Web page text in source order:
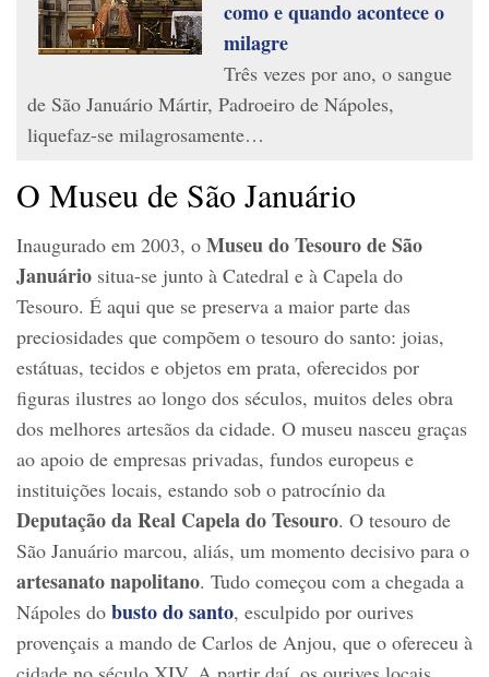
como e quando acontece o
milagre
Três vezes por ano, o sangue
de São Januário Mártir, Padroeiro de Nápoles,
liquefaz-se milagrosamente…
O Museu de São Januário
Inaugurado em 2003, o Museu do Tesouro de São
Januário situa-se junto à Catedral e à Capela do
Tesouro. É aqui que se preserva a maior parte das
preciosidades que compõem o tesouro do santo: joias,
estátuas, tecidos e objetos em prata, oferecidos por
figuras ilustres ao longo dos séculos, muitos deles obra
dos melhores artesãos da cidade. O museu nasceu graças
ao apoio de empresas privadas, fundos europeus e
instituições locais, estando sob o patrocínio da
Deputação da Real Capela do Tesouro. O tesouro de
São Januário marcou, aliás, um momento decisivo para o
artesanato napolitano. Tudo começou com a chegada a
Nápoles do busto do santo, esculpido por ourives
provençais a mando de Carlos de Anjou, que o ofereceu à